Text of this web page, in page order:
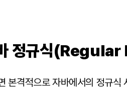
정규식
본격적으로 자바에서의 정규식